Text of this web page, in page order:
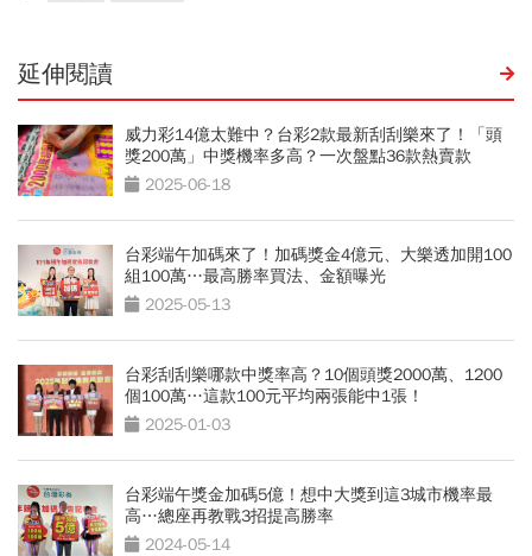
延伸閱讀
威力彩14億太難中？台彩2款最新刮刮樂來了！「頭
獎200萬」中獎機率多高？一次盤點36款熱賣款
2025-06-18
台彩端午加碼來了！加碼獎金4億元、大樂透加開100
組100萬…最高勝率買法、金額曝光
2025-05-13
台彩刮刮樂哪款中獎率高？10個頭獎2000萬、1200
個100萬…這款100元平均兩張能中1張！
2025-01-03
台彩端午獎金加碼5億！想中大獎到這3城市機率最
高…總座再教戰3招提高勝率
2024-05-14